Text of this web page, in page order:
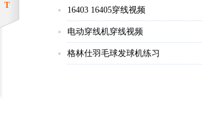
16403 16405穿线视频
电动穿线机穿线视频
格林仕羽毛球发球机练习
T